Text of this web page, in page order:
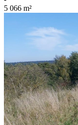
5 066 m²